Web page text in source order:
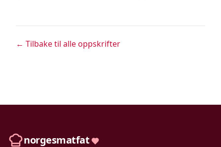
← Tilbake til alle oppskrifter
norgesmatfat